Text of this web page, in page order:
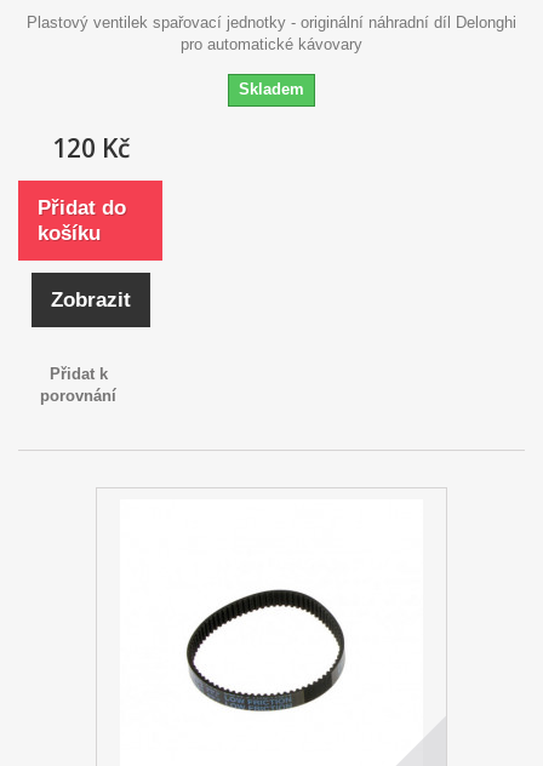
Plastový ventilek spařovací jednotky - originální náhradní díl Delonghi
pro automatické kávovary
Skladem
120 Kč
Přidat do
košíku
Zobrazit
Přidat k
porovnání